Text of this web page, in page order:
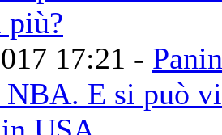
più?
17:21 -
NBA. E si può